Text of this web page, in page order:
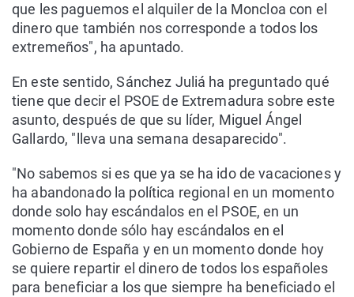
que les paguemos el alquiler de la Moncloa con el
dinero que también nos corresponde a todos los
extremeños", ha apuntado.
En este sentido, Sánchez Juliá ha preguntado qué
tiene que decir el PSOE de Extremadura sobre este
asunto, después de que su líder, Miguel Ángel
Gallardo, "lleva una semana desaparecido".
"No sabemos si es que ya se ha ido de vacaciones y
ha abandonado la política regional en un momento
donde solo hay escándalos en el PSOE, en un
momento donde sólo hay escándalos en el
Gobierno de España y en un momento donde hoy
se quiere repartir el dinero de todos los españoles
para beneficiar a los que siempre ha beneficiado el